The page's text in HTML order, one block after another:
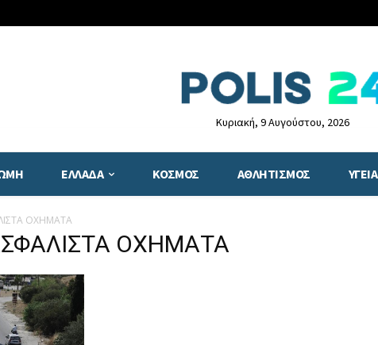
Κυριακή, 9 Αυγούστου, 2026
ΕΛΛΑΔΑ ΚΟΣΜΟΣ ΑΘΛΗΤΙΣΜΟΣ ΥΓΕΙΑ
ΟΧΗΜΑΤΑ
ΟΧΗΜΑΤΑ